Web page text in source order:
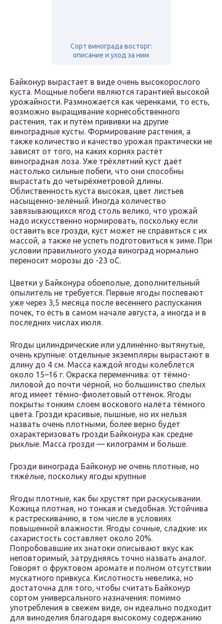
Сорт винограда восторг:
описание и уход за ним
Байконур вырастает в виде очень высокорослого
куста. Мощные побеги являются гарантией высокой
урожайности. Размножается как черенками, то есть,
возможно выращивание корнесобственного
растения, так и путём прививки на другие
виноградные кусты. Формирование растения, а
также количество и качество урожая практически не
зависят от того, на каких корнях растёт
виноградная лоза. Уже трёхлетний куст даёт
настолько сильные побеги, что они способны
вырастать до четырёхметровой длины.
Облиственность куста высокая, цвет листьев
насыщенно-зелёный. Иногда количество
завязывающихся ягод столь велико, что урожай
надо искусственно нормировать, поскольку если
оставить все грозди, куст может не справиться с их
массой, а также не успеть подготовиться к зиме. При
условии правильного ухода виноград нормально
переносит морозы до -23 оС.
Цветки у Байконура обоеполые, дополнительный
опылитель не требуется. Первые ягоды поспевают
уже через 3,5 месяца после весеннего распускания
почек, то есть в самом начале августа, а иногда и в
последних числах июля.
Ягоды цилиндрические или удлинённо-вытянутые,
очень крупные: отдельные экземпляры вырастают в
длину до 4 см. Масса каждой ягоды колеблется
около 15–16 г. Окраска переменчива: от тёмно-
лиловой до почти чёрной, но большинство спелых
ягод имеет тёмно-фиолетовый оттенок. Ягоды
покрыты тонким слоем воскового налёта тёмного
цвета. Грозди красивые, пышные, но их нельзя
назвать очень плотными, более верно будет
охарактеризовать грозди Байконура как средне
рыхлые. Масса грозди — килограмм и больше.
Грозди винограда Байконур не очень плотные, но
тяжёлые, поскольку ягоды крупные
Ягоды плотные, как бы хрустят при раскусывании.
Кожица плотная, но тонкая и съедобная. Устойчива
к растрескиванию, в том числе в условиях
повышенной влажности. Ягоды сочные, сладкие: их
сахаристость составляет около 20%.
Попробовавшие их знатоки описывают вкус как
неповторимый, затрудняясь точно назвать аналог.
Говорят о фруктовом аромате и полном отсутствии
мускатного привкуса. Кислотность невелика, но
достаточна для того, чтобы считать Байконур
сортом универсального назначения: помимо
употребления в свежем виде, он идеально подходит
для виноделия благодаря высокому содержанию